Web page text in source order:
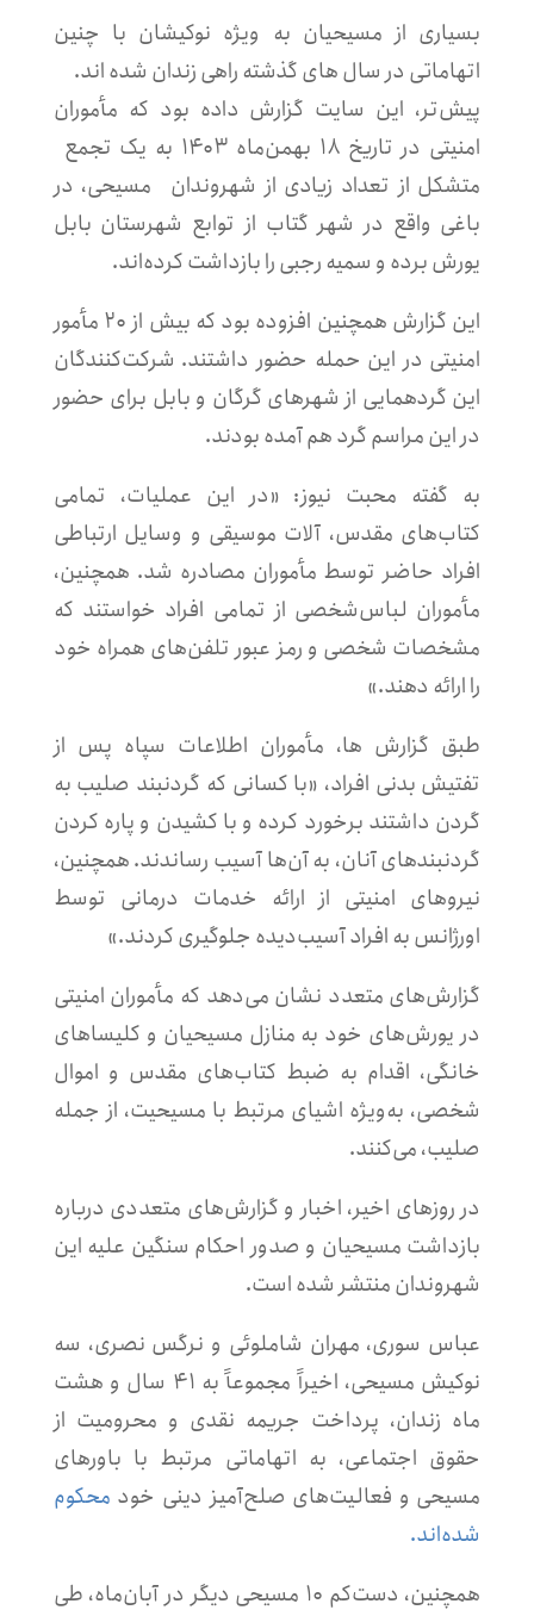
بسیاری از مسیحیان به ویژه نوکیشان با چنین
اتهاماتی در سال های گذشته راهی زندان شده اند.
پیش‌تر، این سایت گزارش داده بود که مأموران
امنیتی در تاریخ ۱۸ بهمن‌ماه ۱۴۰۳ به یک تجمع
متشکل از تعداد زیادی از شهروندان مسیحی، در
باغی واقع در شهر گتاب از توابع شهرستان بابل
یورش برده و سمیه رجبی را بازداشت کرده‌اند.
این گزارش همچنین افزوده بود که بیش از ۲۰ مأمور
امنیتی در این حمله حضور داشتند. شرکت‌کنندگان
این گردهمایی از شهرهای گرگان و بابل برای حضور
در این مراسم گرد هم آمده بودند.
به گفته‌ محبت نیوز: «در این عملیات، تمامی
کتاب‌های مقدس، آلات موسیقی و وسایل ارتباطی
افراد حاضر توسط مأموران مصادره شد. همچنین،
مأموران لباس‌شخصی از تمامی افراد خواستند که
مشخصات شخصی و رمز عبور تلفن‌های همراه خود
را ارائه دهند.»
طبق گزارش ها، مأموران اطلاعات سپاه پس از
تفتیش بدنی افراد، «با کسانی که گردنبند صلیب به
گردن داشتند برخورد کرده و با کشیدن و پاره کردن
گردنبندهای آنان، به آن‌ها آسیب رساندند. همچنین،
نیروهای امنیتی از ارائه خدمات درمانی توسط
اورژانس به افراد آسیب‌دیده جلوگیری کردند.»
گزارش‌های متعدد نشان می‌دهد که مأموران امنیتی
در یورش‌های خود به منازل مسیحیان و کلیساهای
خانگی، اقدام به ضبط کتاب‌های مقدس و اموال
شخصی، به‌ویژه اشیای مرتبط با مسیحیت، از جمله
صلیب، می‌کنند.
در روزهای اخیر، اخبار و گزارش‌های متعددی درباره
بازداشت مسیحیان و صدور احکام سنگین علیه این
شهروندان منتشر شده است.
عباس سوری، مهران شاملوئی و نرگس نصری، سه
نوکیش مسیحی، اخیراً مجموعاً به ۴۱ سال و هشت
ماه زندان، پرداخت جریمه نقدی و محرومیت از
حقوق اجتماعی، به اتهاماتی مرتبط با باورهای
مسیحی و فعالیت‌های صلح‌آمیز دینی خود محکوم
شده‌اند.
همچنین، دست‌کم ۱۰ مسیحی دیگر در آبان‌ماه، طی